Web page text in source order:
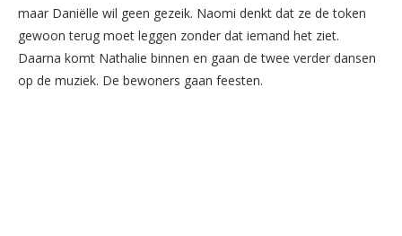
maar Daniëlle wil geen gezeik. Naomi denkt dat ze de token
gewoon terug moet leggen zonder dat iemand het ziet.
Daarna komt Nathalie binnen en gaan de twee verder dansen
op de muziek. De bewoners gaan feesten.